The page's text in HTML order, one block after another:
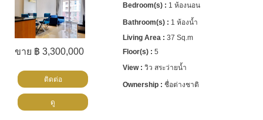
ขาย ฿ 3,300,000
1 ห้องนอน
1 ห้องน้ำ
37 Sq.m
5
วิว สระว่ายน้ำ
ชื่อต่างชาติ
ติดต่อ
ดู